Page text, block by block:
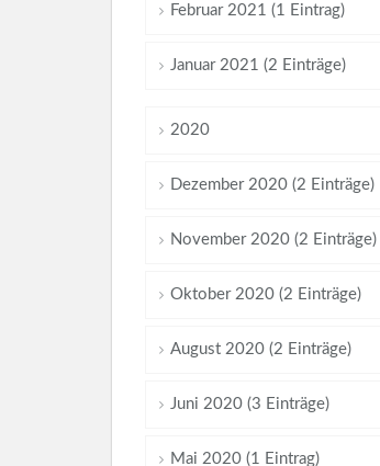
Februar 2021 (1 Eintrag)
Januar 2021 (2 Einträge)
2020
Dezember 2020 (2 Einträge)
November 2020 (2 Einträge)
Oktober 2020 (2 Einträge)
August 2020 (2 Einträge)
Juni 2020 (3 Einträge)
Mai 2020 (1 Eintrag)